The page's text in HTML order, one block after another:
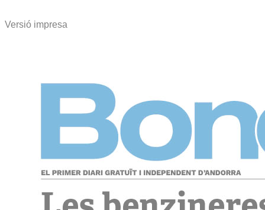
Versió impresa